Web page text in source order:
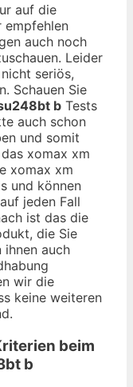
auf die
empfehlen
auch noch
Leider
seriös,
Schauen Sie
b Tests
auch schon
und somit
xomax xm
xomax xm
und können
jeden Fall
ist das die
die Sie
ihnen auch
wir die
keine weiteren
beim
b